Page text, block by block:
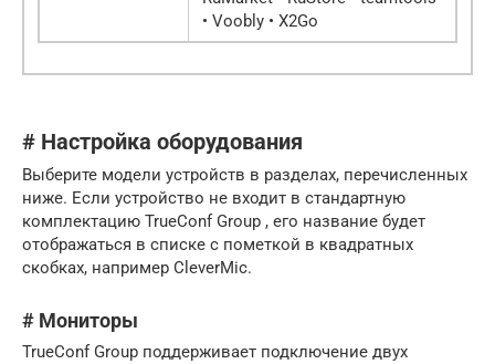
• Voobly • X2Go
# Настройка оборудования
Выберите модели устройств в разделах, перечисленных
ниже. Если устройство не входит в стандартную
комплектацию TrueConf Group , его название будет
отображаться в списке с пометкой в квадратных
скобках, например CleverMic.
# Мониторы
TrueConf Group поддерживает подключение двух